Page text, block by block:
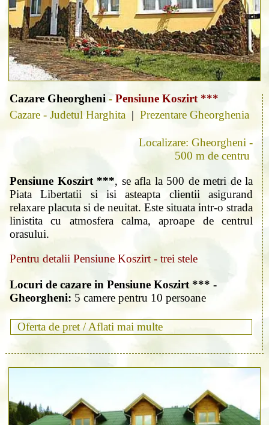
Cazare Gheorgheni - Pensiune Koszirt ***
Cazare - Judetul Harghita | Prezentare Gheorghenia
Localizare: Gheorgheni -
500 m de centru
Pensiune Koszirt ***, se afla la 500 de metri de la
Piata Libertatii si isi asteapta clientii asigurand
relaxare placuta si de neuitat. Este situata intr-o strada
linistita cu atmosfera calma, aproape de centrul
orasului.
Pentru detalii Pensiune Koszirt - trei stele
Locuri de cazare in Pensiune Koszirt *** -
Gheorgheni: 5 camere pentru 10 persoane
Oferta de pret / Aflati mai multe